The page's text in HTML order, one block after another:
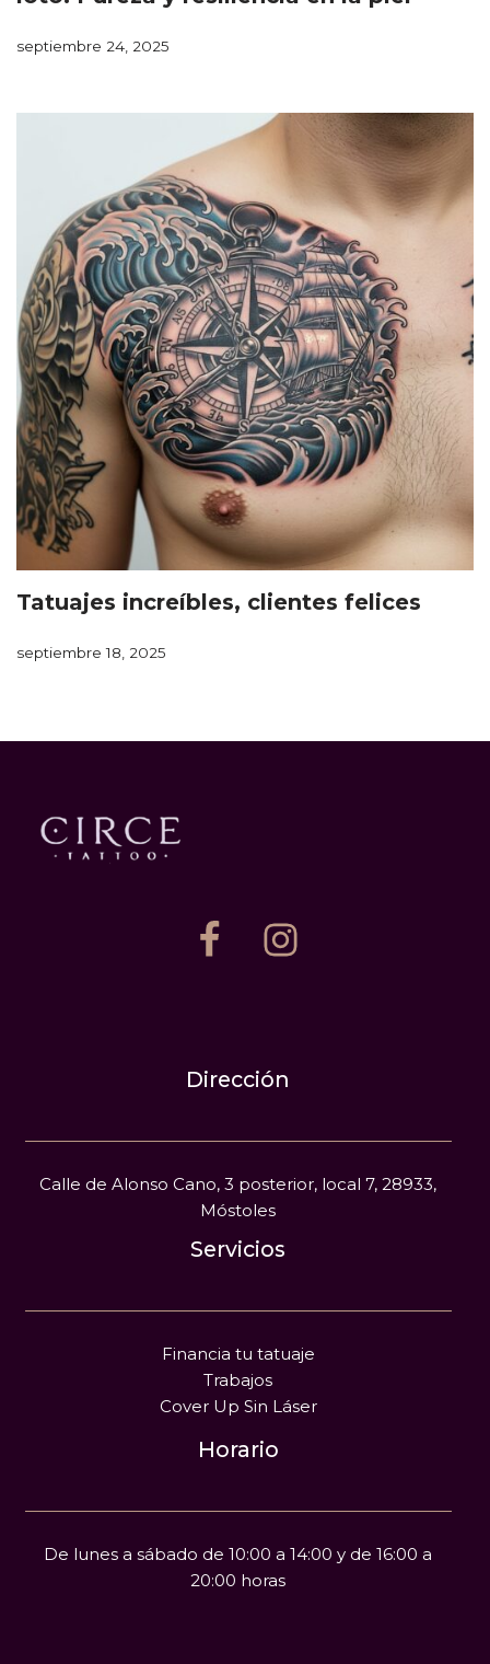
septiembre 24, 2025
Tatuajes increíbles, clientes felices
septiembre 18, 2025
Dirección
Calle de Alonso Cano, 3 posterior, local 7, 28933,
Móstoles
Servicios
Financia tu tatuaje
Trabajos
Cover Up Sin Láser
Horario
De lunes a sábado de 10:00 a 14:00 y de 16:00 a
20:00 horas